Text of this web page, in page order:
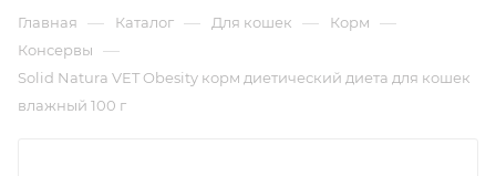
Главная — Каталог — Для кошек — Корм —
Консервы —
Solid Natura VET Obesity корм диетический диета для кошек
влажный 100 г